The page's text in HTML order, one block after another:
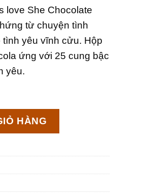
love She Chocolate
từ chuyện tình
yêu vĩnh cửu. Hộp
ứng với 25 cung bậc
yêu.
She Chocolate Việt Nam
HÀNG